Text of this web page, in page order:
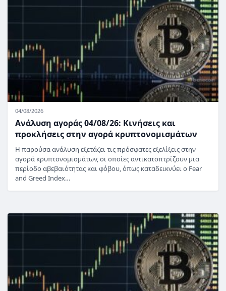
04/08/2026
Ανάλυση αγοράς 04/08/26: Κινήσεις και
προκλήσεις στην αγορά κρυπτονομισμάτων
Η παρούσα ανάλυση εξετάζει τις πρόσφατες εξελίξεις στην
αγορά κρυπτονομισμάτων, οι οποίες αντικατοπτρίζουν μια
περίοδο αβεβαιότητας και φόβου, όπως καταδεικνύει ο Fear
and Greed Index…